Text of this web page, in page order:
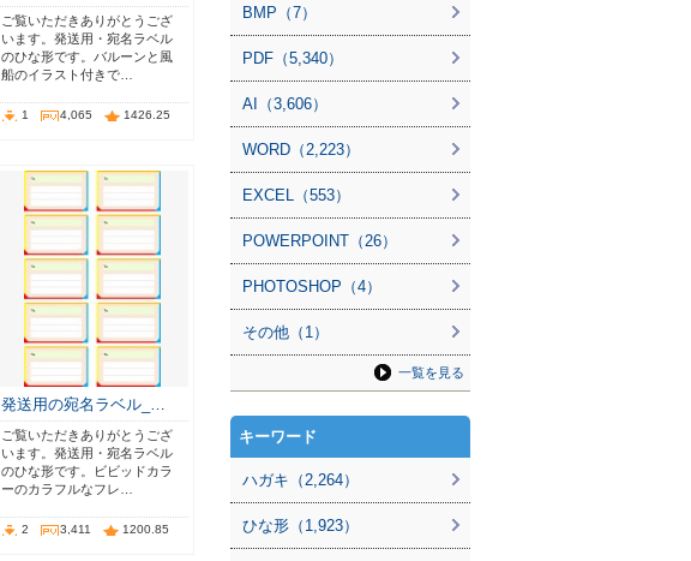
ご覧いただきありがとうござ
います。発送用・宛名ラベル
のひな形です。バルーンと風
船のイラスト付きで…
1 4,065 1426.25
発送用の宛名ラベル_…
ご覧いただきありがとうござ
います。発送用・宛名ラベル
のひな形です。ビビッドカラ
ーのカラフルなフレ…
2 3,411 1200.85
BMP（7）
PDF（5,340）
AI（3,606）
WORD（2,223）
EXCEL（553）
POWERPOINT（26）
PHOTOSHOP（4）
その他（1）
一覧を見る
キーワード
ハガキ（2,264）
ひな形（1,923）